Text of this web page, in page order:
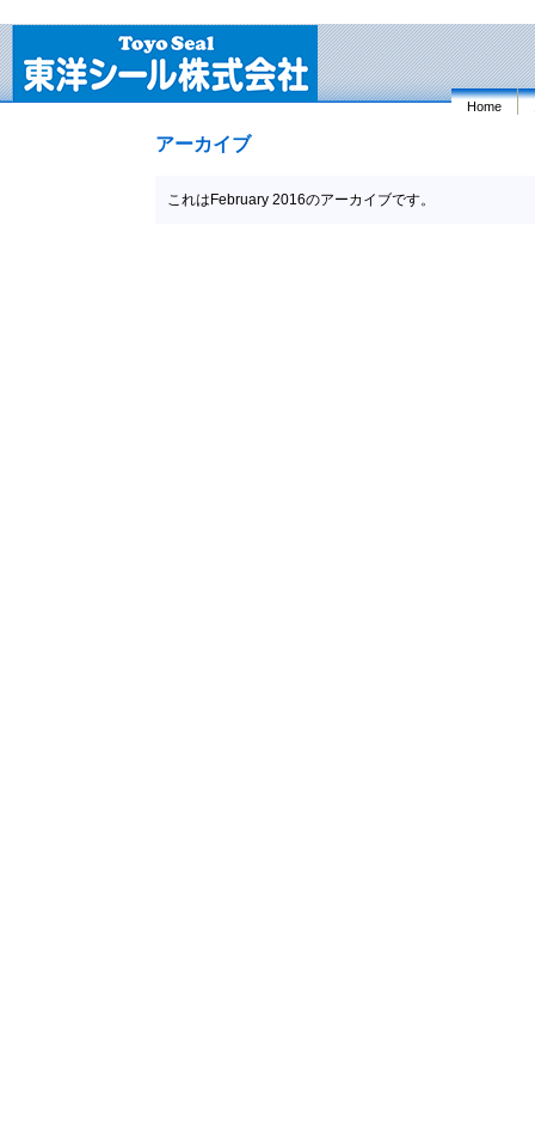
Home
アーカイブ
これはFebruary 2016のアーカイブです。